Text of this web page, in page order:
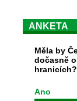
ANKETA
Měla by
dočasně
hranicích?
Ano